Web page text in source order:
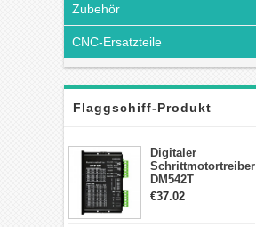
Zubehör
CNC-Ersatzteile
Flaggschiff-Produkt
Digitaler
Schrittmotortreiber
DM542T
Schrittmotor
€37.02